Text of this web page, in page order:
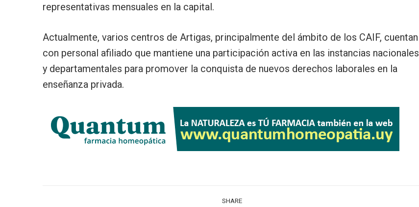
representativas mensuales en la capital.
Actualmente, varios centros de Artigas, principalmente del ámbito de los CAIF, cuentan
con personal afiliado que mantiene una participación activa en las instancias nacionales
y departamentales para promover la conquista de nuevos derechos laborales en la
enseñanza privada.
SHARE